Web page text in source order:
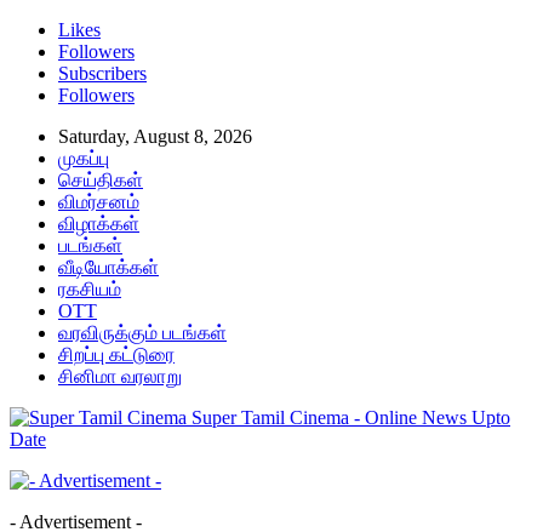
Likes
Followers
Subscribers
Followers
Saturday, August 8, 2026
முகப்பு
செய்திகள்
விமர்சனம்
விழாக்கள்
படங்கள்
வீடியோக்கள்
ரகசியம்
OTT
வரவிருக்கும் படங்கள்
சிறப்பு கட்டுரை
சினிமா வரலாறு
Super Tamil Cinema - Online News Upto
Date
- Advertisement -